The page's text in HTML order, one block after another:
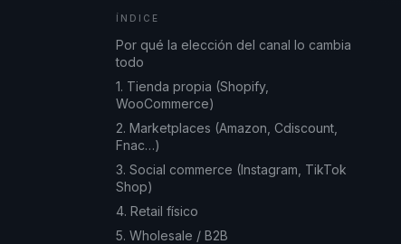
ÍNDICE
Por qué la elección del canal lo cambia
todo
1. Tienda propia (Shopify,
WooCommerce)
2. Marketplaces (Amazon, Cdiscount,
Fnac…)
3. Social commerce (Instagram, TikTok
Shop)
4. Retail físico
5. Wholesale / B2B